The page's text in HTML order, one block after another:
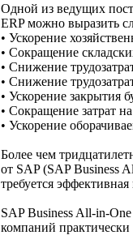
Одной из ведущих
ERP можно выразить
• Ускорение
• Сокращение
• Снижение
• Снижение
• Ускорение закрытия
• Сокращение затрат
• Ускорение
Более чем
от SAP (SAP Business
требуется
SAP Business All-in-
компаний